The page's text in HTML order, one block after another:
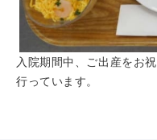
入院期間中、ご出産をお
行っています。